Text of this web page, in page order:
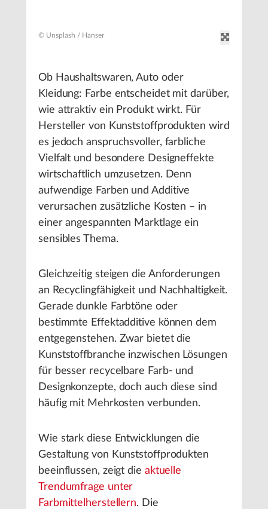
© Unsplash / Hanser
Ob Haushaltswaren, Auto oder
Kleidung: Farbe entscheidet mit darüber,
wie attraktiv ein Produkt wirkt. Für
Hersteller von Kunststoffprodukten wird
es jedoch anspruchsvoller, farbliche
Vielfalt und besondere Designeffekte
wirtschaftlich umzusetzen. Denn
aufwendige Farben und Additive
verursachen zusätzliche Kosten – in
einer angespannten Marktlage ein
sensibles Thema.
Gleichzeitig steigen die Anforderungen
an Recyclingfähigkeit und Nachhaltigkeit.
Gerade dunkle Farbtöne oder
bestimmte Effektadditive können dem
entgegenstehen. Zwar bietet die
Kunststoffbranche inzwischen Lösungen
für besser recycelbare Farb- und
Designkonzepte, doch auch diese sind
häufig mit Mehrkosten verbunden.
Wie stark diese Entwicklungen die
Gestaltung von Kunststoffprodukten
beeinflussen, zeigt die aktuelle
Trendumfrage unter
Farbmittelherstellern. Die